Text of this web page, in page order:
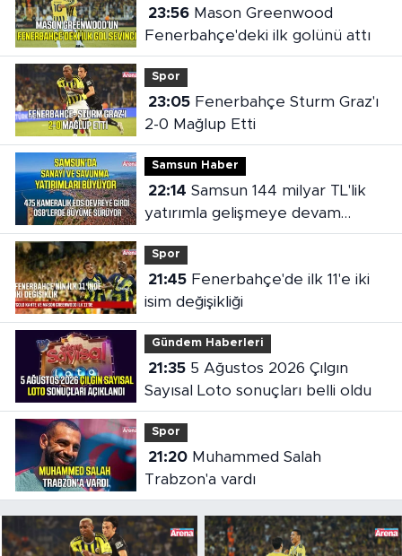
23:56Mason Greenwood
Fenerbahçe'deki ilk golünü attı
Spor
23:05Fenerbahçe Sturm Graz'ı
2-0 Mağlup Etti
Samsun Haber
22:14
yatırımla gelişmeye devam
ediyor
Spor
21:45Fenerbahçe'de ilk 11'e iki
isim değişikliği
Gündem Haberleri
21:355 Ağustos 2026 Çılgın
Sayısal Loto sonuçları belli oldu
Spor
21:20Muhammed Salah
Trabzon'a vardı